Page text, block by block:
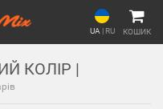
UA | RU КОШИК
КОЛІР |